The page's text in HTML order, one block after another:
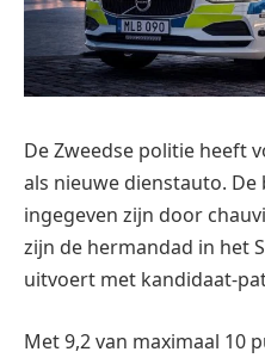
De Zweedse politie heeft
als nieuwe dienstauto.
ingegeven zijn door
zijn de hermandad in het
uitvoert met kandidaat-
Met 9,2 van maximaal 10